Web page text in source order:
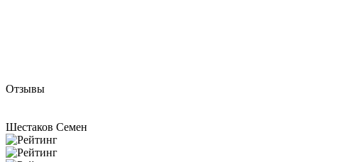
Отзывы
Шестаков Семен